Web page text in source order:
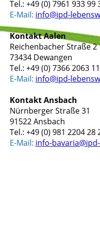
Tel.: +49 (0) 7961 933 99
E-Mail: info@ipd-
Kontakt Aalen
Reichenbacher Straße 2
73434 Dewangen
Tel.: +49 (0) 7366 2063
E-Mail: info@ipd-
Kontakt Ansbach
Nürnberger Straße 31
91522 Ansbach
Tel.: +49 (0) 981 2204 28
E-Mail: info-